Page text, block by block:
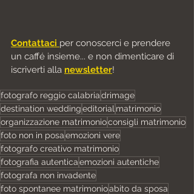
Contattaci per conoscerci e prendere
un caffé insieme... e non dimenticare di
iscriverti alla newsletter!
fotografo reggio calabriadrimage
destination weddingeditorial matrimonio
organizzazione matrimonioconsigli matrimonio
foto non in posaemozioni vere
fotografo creativo matrimonio
fotografia autenticaemozioni autentiche
fotografa non invadente
foto spontanee matrimonioabito da sposa